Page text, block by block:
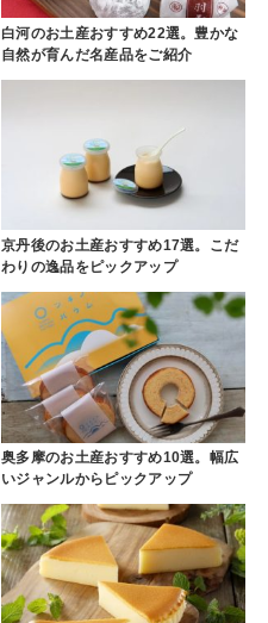
白河のお土産おすすめ22選。豊かな
自然が育んだ名産品をご紹介
京丹後のお土産おすすめ17選。こだ
わりの逸品をピックアップ
奥多摩のお土産おすすめ10選。幅広
いジャンルからピックアップ